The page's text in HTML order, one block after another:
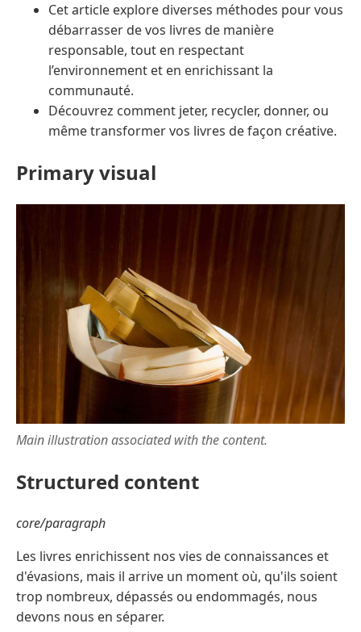
Cet article explore diverses méthodes pour vous
débarrasser de vos livres de manière
responsable, tout en respectant
l’environnement et en enrichissant la
communauté.
Découvrez comment jeter, recycler, donner, ou
même transformer vos livres de façon créative.
Primary visual
Main illustration associated with the content.
Structured content
core/paragraph
Les livres enrichissent nos vies de connaissances et
d'évasions, mais il arrive un moment où, qu'ils soient
trop nombreux, dépassés ou endommagés, nous
devons nous en séparer.